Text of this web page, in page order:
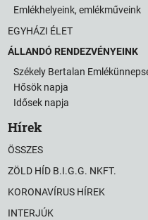
Emlékhelyeink, emlékműveink
EGYHÁZI ÉLET
ÁLLANDÓ RENDEZVÉNYEINK
Székely Bertalan
Hősök napja
Idősek napja
Hírek
ÖSSZES
ZÖLD HÍD B.I.G.G. NKFT.
KORONAVÍRUS HÍREK
INTERJÚK